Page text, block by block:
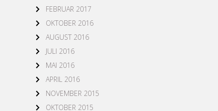
FEBRUAR 2017
OKTOBER 2016
AUGUST 2016
JULI 2016
MAI 2016
APRIL 2016
NOVEMBER 2015
OKTOBER 2015